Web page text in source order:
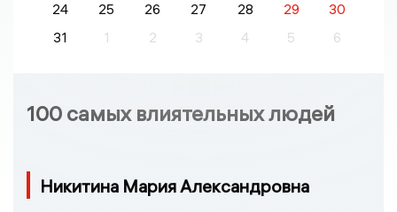
24
25 26 27 28 29
30
31
1 2 3 4 5 6
100 самых влиятельных людей
Никитина Мария Александровна